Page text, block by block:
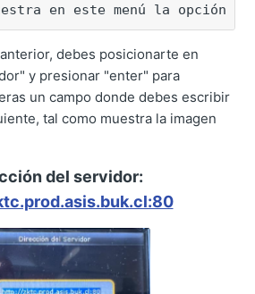
en este menú la opción de
debes posicionarte en
y presionar "enter" para
un campo donde debes escribir
tal como muestra la imagen
del servidor: